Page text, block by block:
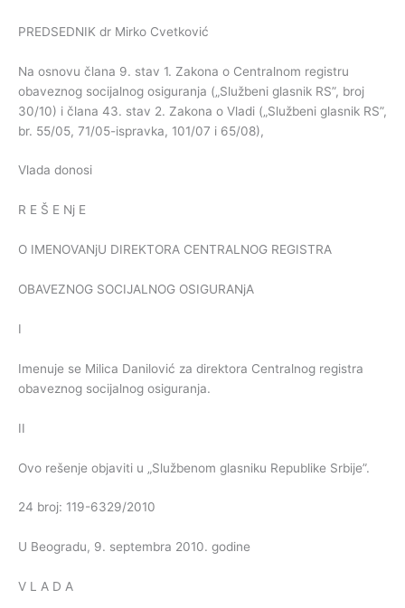
PREDSEDNIK dr Mirko Cvetković
Na osnovu člana 9. stav 1. Zakona o Centralnom registru
obaveznog socijalnog osiguranja („Službeni glasnik RS”, broj
30/10) i člana 43. stav 2. Zakona o Vladi („Službeni glasnik RS”,
br. 55/05, 71/05-ispravka, 101/07 i 65/08),
Vlada donosi
R E Š E Nj E
O IMENOVANjU DIREKTORA CENTRALNOG REGISTRA
OBAVEZNOG SOCIJALNOG OSIGURANjA
I
Imenuje se Milica Danilović za direktora Centralnog registra
obaveznog socijalnog osiguranja.
II
Ovo rešenje objaviti u „Službenom glasniku Republike Srbije”.
24 broj: 119-6329/2010
U Beogradu, 9. septembra 2010. godine
V L A D A